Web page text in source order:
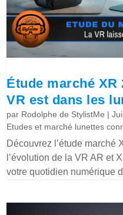
Étude marché XR
VR est dans les
par Rodolphe de StylistMe |
Etudes et marché lunettes
Découvrez l’étude marché
l’évolution de la VR AR et
votre quotidien numérique